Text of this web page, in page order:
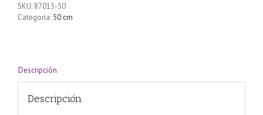
Alternada
50
SKU: 87015-50
Categoría: 50 cm
Descripción
Descripción